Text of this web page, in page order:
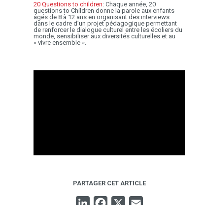
20 Questions to children: Chaque année, 20
questions to Children donne la parole aux enfants
âgés de 8 à 12 ans en organisant des interviews
dans le cadre d’un projet pédagogique permettant
de renforcer le dialogue culturel entre les écoliers du
monde, sensibiliser aux diversités culturelles et au
« vivre ensemble ».
PARTAGER CET ARTICLE
LINKEDINFACEBOOK